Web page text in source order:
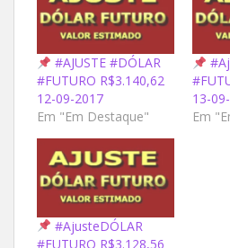
#AJUSTE #DÓLAR
#FUTURO R$3.140,62
12-09-2017
Em "Em Destaque"
13-
Em
#AjusteDÓLAR
#FUTURO R$3.128,56